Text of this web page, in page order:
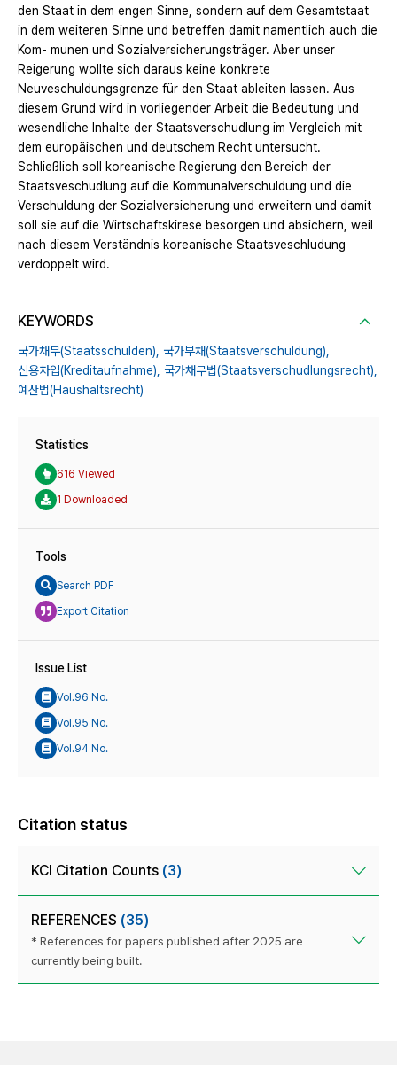
den Staat in dem engen Sinne, sondern auf dem Gesamtstaat
in dem weiteren Sinne und betreffen damit namentlich auch die
Kom- munen und Sozialversicherungsträger. Aber unser
Reigerung wollte sich daraus keine konkrete
Neuveschuldungsgrenze für den Staat ableiten lassen. Aus
diesem Grund wird in vorliegender Arbeit die Bedeutung und
wesendliche Inhalte der Staatsverschudlung im Vergleich mit
dem europäischen und deutschem Recht untersucht.
Schließlich soll koreanische Regierung den Bereich der
Staatsveschudlung auf die Kommunalverschuldung und die
Verschuldung der Sozialversicherung und erweitern und damit
soll sie auf die Wirtschaftskirese besorgen und absichern, weil
nach diesem Verständnis koreanische Staatsveschludung
verdoppelt wird.
KEYWORDS
국가채무(Staatsschulden), 국가부채(Staatsverschuldung),
신용차입(Kreditaufnahme), 국가채무법(Staatsverschudlungsrecht),
예산법(Haushaltsrecht)
Statistics
616 Viewed
1 Downloaded
Tools
Search PDF
Export Citation
Issue List
Vol.96 No.
Vol.95 No.
Vol.94 No.
Citation status
KCI Citation Counts (3)
REFERENCES (35)
* References for papers published after 2025 are
currently being built.